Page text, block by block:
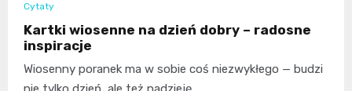
Cytaty
Kartki wiosenne na dzień dobry – radosne
inspiracje
Wiosenny poranek ma w sobie coś niezwykłego — budzi